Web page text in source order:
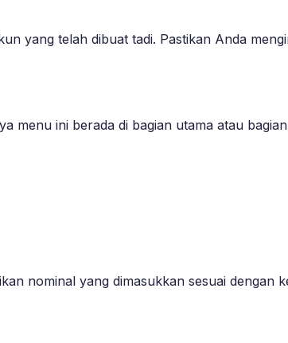
yang telah dibuat tadi. Pastikan Anda
menu ini berada di bagian utama atau
nominal yang dimasukkan sesuai dengan